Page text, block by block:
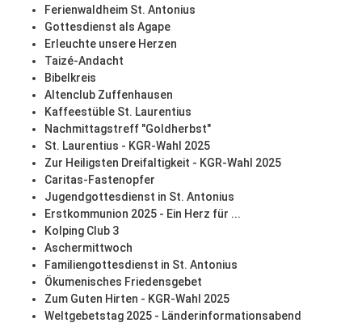
Ferienwaldheim St. Antonius
Gottesdienst als Agape
Erleuchte unsere Herzen
Taizé-Andacht
Bibelkreis
Altenclub Zuffenhausen
Kaffeestüble St. Laurentius
Nachmittagstreff "Goldherbst"
St. Laurentius - KGR-Wahl 2025
Zur Heiligsten Dreifaltigkeit - KGR-Wahl 2025
Caritas-Fastenopfer
Jugendgottesdienst in St. Antonius
Erstkommunion 2025 - Ein Herz für ...
Kolping Club 3
Aschermittwoch
Familiengottesdienst in St. Antonius
Ökumenisches Friedensgebet
Zum Guten Hirten - KGR-Wahl 2025
Weltgebetstag 2025 - Länderinformationsabend